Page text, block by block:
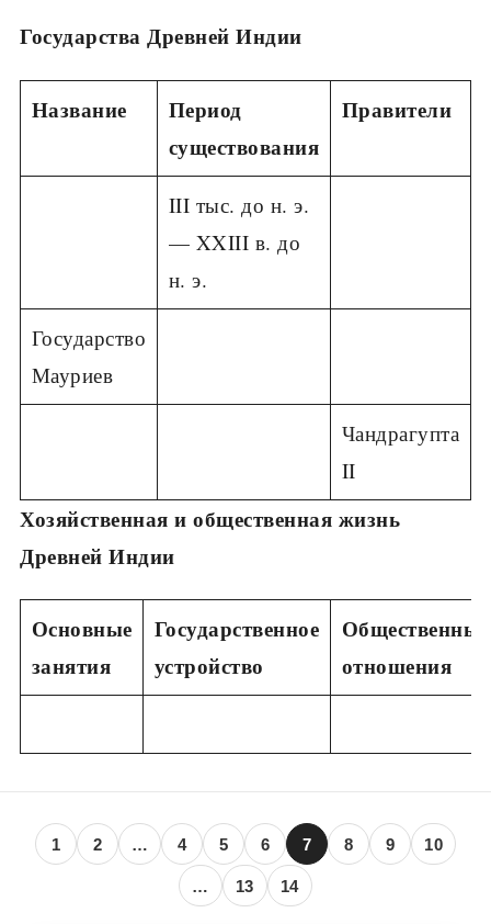
Государства Древней Индии
Название
Период
существования
Правители
III тыс. до н. э.
— XXIII в. до
н. э.
Государство
Мауриев
Чандрагупта
II
Хозяйственная и общественная жизнь
Древней Индии
Основные
занятия
Государственное
устройство
Общественные
отношения
1 2 … 4 5 6 7 8 9 10
… 13 14